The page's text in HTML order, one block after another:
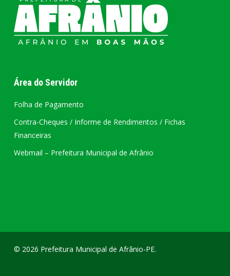
Área do Servidor
Folha de Pagamento
Contra-Cheques / Informe de Rendimentos / Fichas
Financeiras
Webmail – Prefeitura Municipal de Afrânio
© 2026 Prefeitura Municipal de Afrânio-PE.